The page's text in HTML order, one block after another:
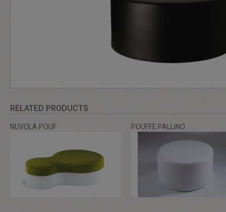
RELATED PRODUCTS
NUVOLA POUF POUFFE PALLINO